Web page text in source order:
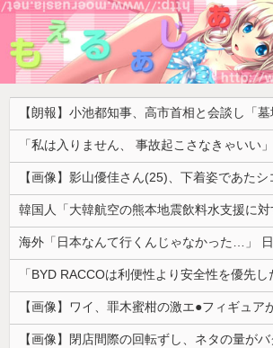
【画像】影山優佳さん(25)、下着姿であた